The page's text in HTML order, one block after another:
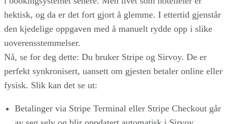
hektisk, og da er det fort gjort å glemme. I ettertid gjenstår
den kjedelige oppgaven med å manuelt rydde opp i slike
uoverensstemmelser.
Nå, se for deg dette: Du bruker Stripe og Sirvoy. De er
perfekt synkronisert, uansett om gjesten betaler online eller
fysisk. Slik kan det se ut:
Betalinger via Stripe Terminal eller Stripe Checkout går